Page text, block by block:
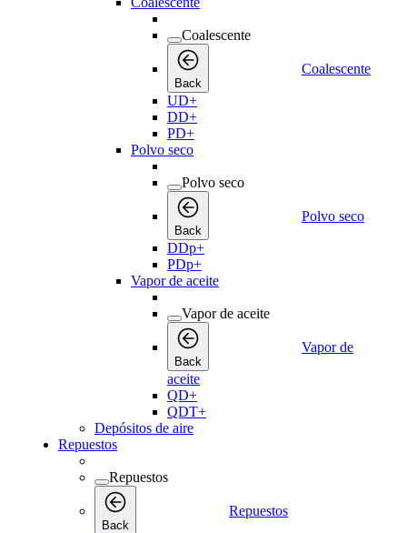
Coalescente
Back
Coalescente
UD+
DD+
PD+
Polvo seco
Polvo seco
Back
Polvo seco
DDp+
PDp+
Vapor de aceite
Vapor de aceite
Back
Vapor de
aceite
QD+
QDT+
Depósitos de aire
Repuestos
Repuestos
Back
Repuestos